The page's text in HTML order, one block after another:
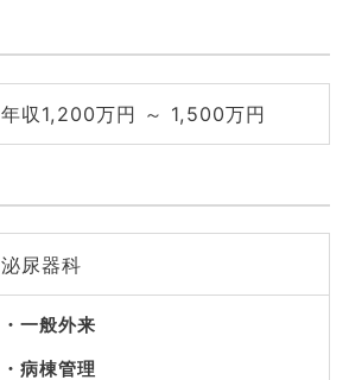
年収1,200万円 ～ 1,500万円
泌尿器科
一般外来
病棟管理